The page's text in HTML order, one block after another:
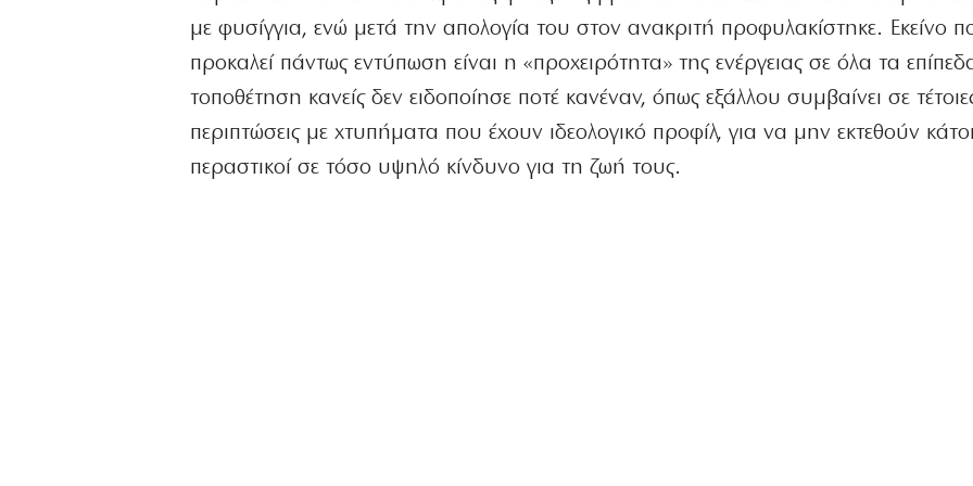
με φυσίγγια, ενώ μετά την απολογία του στον ανακριτή προφυλακίστηκε. Εκείνο
προκαλεί πάντως εντύπωση είναι η «προχειρότητα» της ενέργειας σε όλα τα
τοποθέτηση κανείς δεν ειδοποίησε ποτέ κανέναν, όπως εξάλλου συμβαίνει σε
περιπτώσεις με χτυπήματα που έχουν ιδεολογικό προφίλ, για να μην εκτεθούν
περαστικοί σε τόσο υψηλό κίνδυνο για τη ζωή τους.